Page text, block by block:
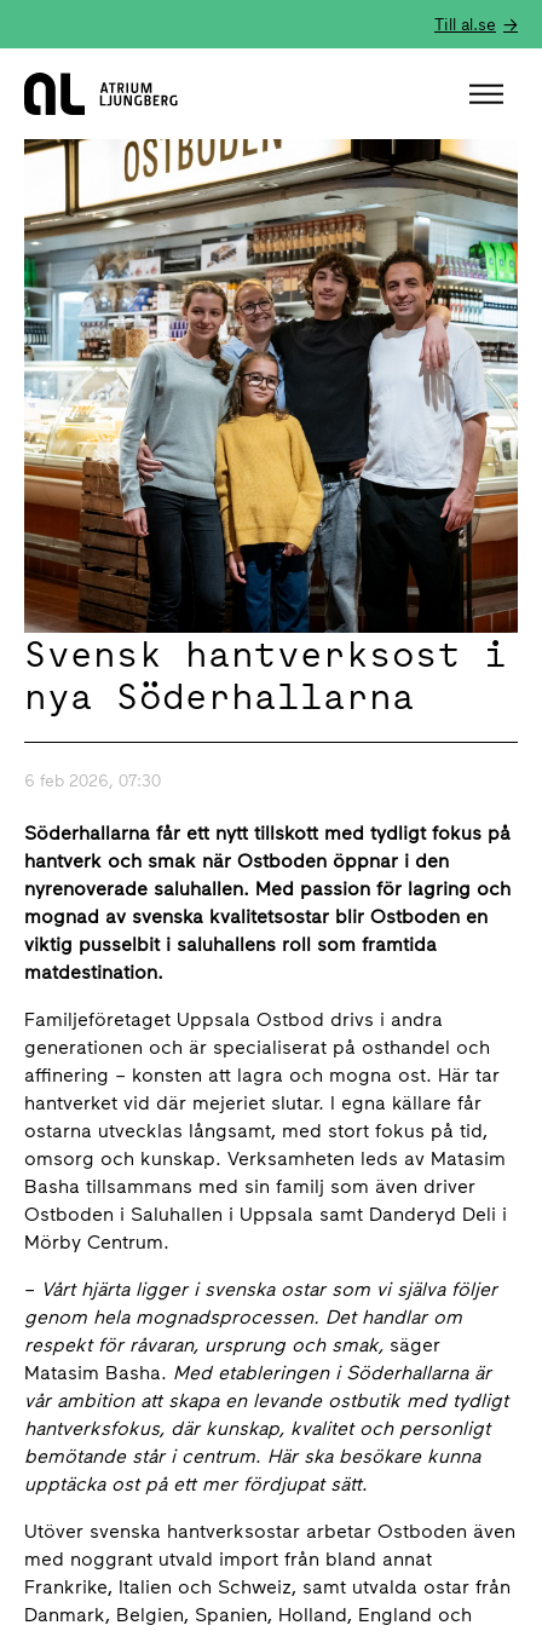
Till al.se
Hem
Svensk hantverksost i
nya Söderhallarna
6 feb 2026, 07:30
Söderhallarna får ett nytt tillskott med tydligt fokus på
hantverk och smak när Ostboden öppnar i den
nyrenoverade saluhallen. Med passion för lagring och
mognad av svenska kvalitetsostar blir Ostboden en
viktig pusselbit i saluhallens roll som framtida
matdestination.
Familjeföretaget Uppsala Ostbod drivs i andra
generationen och är specialiserat på osthandel och
affinering – konsten att lagra och mogna ost. Här tar
hantverket vid där mejeriet slutar. I egna källare får
ostarna utvecklas långsamt, med stort fokus på tid,
omsorg och kunskap. Verksamheten leds av Matasim
Basha tillsammans med sin familj som även driver
Ostboden i Saluhallen i Uppsala samt Danderyd Deli i
Mörby Centrum.
– Vårt hjärta ligger i svenska ostar som vi själva följer
genom hela mognadsprocessen. Det handlar om
respekt för råvaran, ursprung och smak, säger
Matasim Basha. Med etableringen i Söderhallarna är
vår ambition att skapa en levande ostbutik med tydligt
hantverksfokus, där kunskap, kvalitet och personligt
bemötande står i centrum. Här ska besökare kunna
upptäcka ost på ett mer fördjupat sätt.
Utöver svenska hantverksostar arbetar Ostboden även
med noggrant utvald import från bland annat
Frankrike, Italien och Schweiz, samt utvalda ostar från
Danmark, Belgien, Spanien, Holland, England och